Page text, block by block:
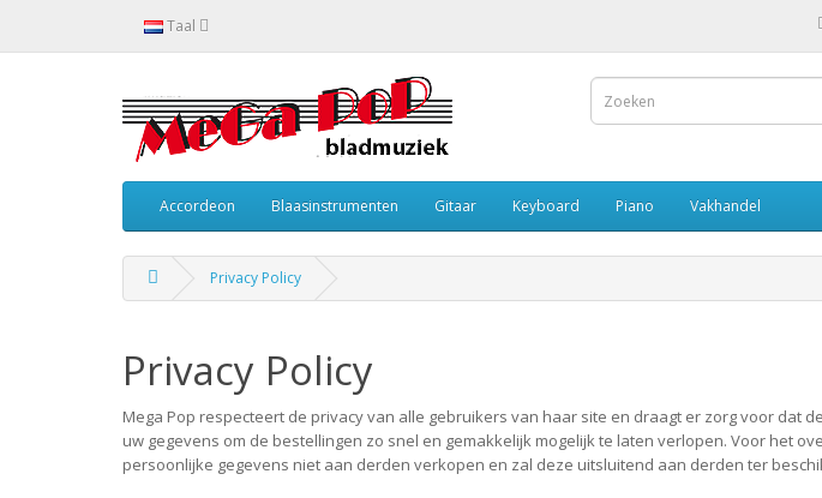
Taal
Accordeon Blaasinstrumenten Gitaar Keyboard Piano Vakhandel
Privacy Policy
Privacy Policy
Mega Pop respecteert de privacy van alle gebruikers van haar site en draagt er zorg voor
uw gegevens om de bestellingen zo snel en gemakkelijk mogelijk te laten verlopen. Voor het
persoonlijke gegevens niet aan derden verkopen en zal deze uitsluitend aan derden ter